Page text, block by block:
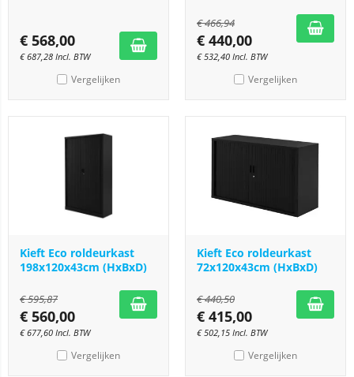
€ 568,00
€687,28 Incl. BTW
Vergelijken
€466,94
€ 440,00
€532,40 Incl. BTW
Vergelijken
Kieft Eco roldeurkast
198x120x43cm (HxBxD)
€595,87
€ 560,00
€677,60 Incl. BTW
Vergelijken
Kieft Eco roldeurkast
72x120x43cm (HxBxD)
€440,50
€ 415,00
€502,15 Incl. BTW
Vergelijken